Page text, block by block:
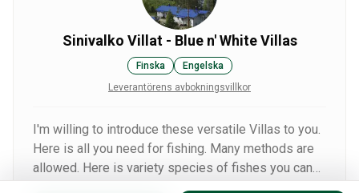
Sinivalko Villat - Blue n' White Villas
Finska
Engelska
Leverantörens avbokningsvillkor
I'm willing to introduce these versatile Villas to you.
Here is all you need for fishing. Many methods are
allowed. Here is variety species of fishes you can